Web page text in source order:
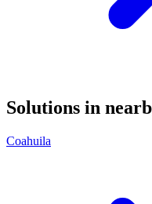
Solutions in
Coahuila